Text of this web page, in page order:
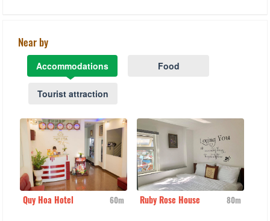
Near by
Accommodations Food
Tourist attraction
Hotel 60m Ruby Rose House 80m CSLT Crush house